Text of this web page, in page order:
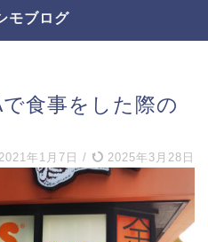
モブログ
食事をした際の
2021年1月7日 / 2025年3月28日